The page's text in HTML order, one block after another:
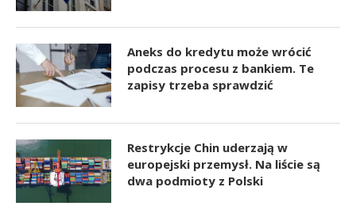
Aneks do kredytu może wrócić
podczas procesu z bankiem. Te
zapisy trzeba sprawdzić
Restrykcje Chin uderzają w
europejski przemysł. Na liście są
dwa podmioty z Polski